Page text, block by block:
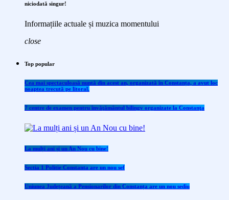
niciodată singur!
Informațiile actuale și muzica momentului
close
Top popular
Cea mai spectaculoasă nuntă din acest an, organizată în Constanța, a avut loc
noaptea trecută pe litoral.
7 centre de examen pentru învăţământul bilingv organizate la Constanţa
La mulți ani și un An Nou cu bine!
Sectia 1 Politie Constanta are un nou sef
Uniunea Județeană a Pensionarilor din Constanța are un nou sediu